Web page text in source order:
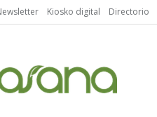
Kiosko digital Directorio